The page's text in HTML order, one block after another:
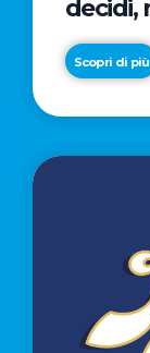
decidi,
Scopri di più